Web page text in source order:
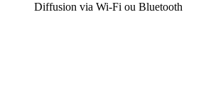
Diffusion via Wi-Fi ou Bluetooth